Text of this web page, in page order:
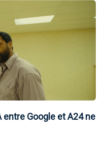
entre Google et A24 ne